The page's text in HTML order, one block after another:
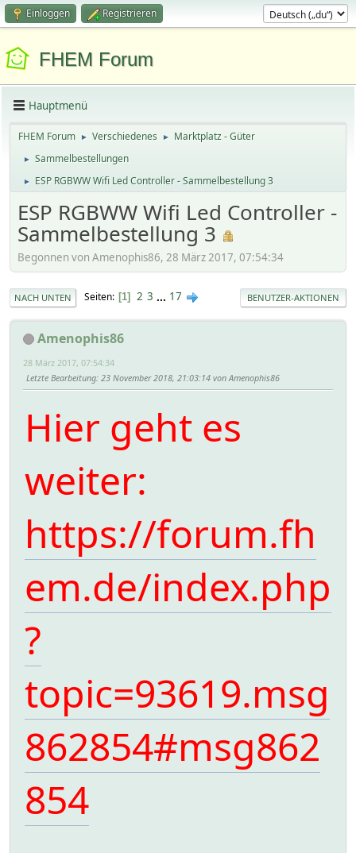
Einloggen Registrieren
FHEM Forum
Hauptmenü
FHEM Forum ► Verschiedenes ► Marktplatz - Güter
► Sammelbestellungen
► ESP RGBWW Wifi Led Controller - Sammelbestellung 3
ESP RGBWW Wifi Led Controller -
Sammelbestellung 3
Begonnen von Amenophis86, 28 März 2017, 07:54:34
NACH UNTEN Seiten 1 2 3 ... 17 BENUTZER-AKTIONEN
Amenophis86
28 März 2017, 07:54:34
Letzte Bearbeitung: 23 November 2018, 21:03:14 von Amenophis86
Hier geht es
weiter:
https://forum.fh
em.de/index.php
?
topic=93619.msg
862854#msg862
854